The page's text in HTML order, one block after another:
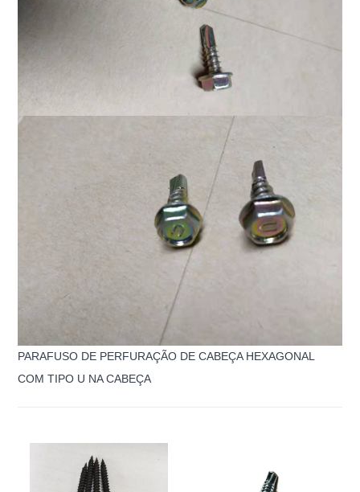
PARAFUSO DE PERFURAÇÃO DE CABEÇA HEXAGONAL
COM TIPO U NA CABEÇA